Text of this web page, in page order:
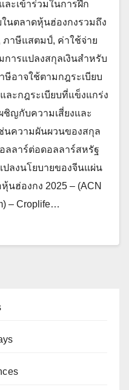
ละเข้าร่วมในการฝึก
นตลาดหุ้นฮ่องกงรวมถึง
ภาษีแสตมป์, ค่าใช้จ่าย
ารแปลงสกุลเงินสำหรับ
อาจใช้ตามกฎระเบียบ
ะกฎระเบียบที่แข็งแกร่ง
ชิญกับความเสี่ยงและ
นความผันผวนของสกุล
ลลาร์ต่อดอลลาร์สหรัฐ
ปลงนโยบายของจีนแผ่น
ฮ่องกง 2025 – (ACN
– Croplife…